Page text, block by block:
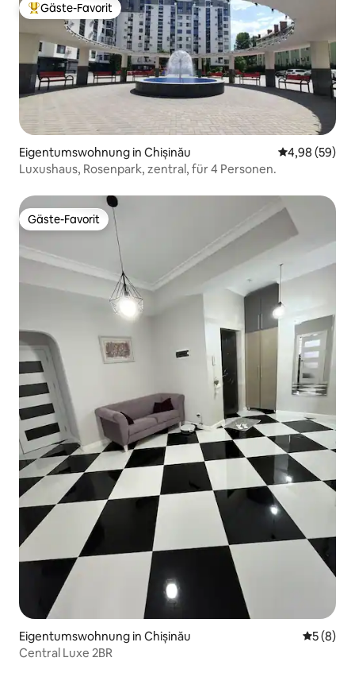
Beliebter Gäste-Favorit.
Gäste-Favorit
Eigentumswohnung in Chișinău
4,98 (59)
Luxushaus, Rosenpark, zentral, für 4 Personen.
Gäste-Favorit
Gäste-Favorit
Eigentumswohnung in Chișinău
5 (8)
Central Luxe 2BR